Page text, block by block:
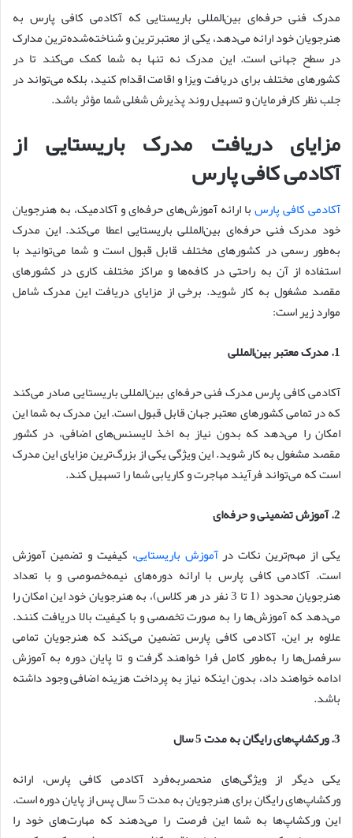
مدرک فنی حرفه‌ای بین‌المللی باریستایی که آکادمی کافی پارس به
هنرجویان خود ارائه می‌دهد، یکی از معتبرترین و شناخته‌شده‌ترین مدارک
در سطح جهانی است. این مدرک نه تنها به شما کمک می‌کند تا در
کشورهای مختلف برای دریافت ویزا و اقامت اقدام کنید، بلکه می‌تواند در
جلب نظر کارفرمایان و تسهیل روند پذیرش شغلی شما مؤثر باشد.
مزایای دریافت مدرک باریستایی از
آکادمی کافی پارس
آکادمی کافی پارسبا ارائه آموزش‌های حرفه‌ای و آکادمیک، به هنرجویان
خود مدرک فنی حرفه‌ای بین‌المللی باریستایی اعطا می‌کند. این مدرک
به‌طور رسمی در کشورهای مختلف قابل قبول است و شما می‌توانید با
استفاده از آن به راحتی در کافه‌ها و مراکز مختلف کاری در کشورهای
مقصد مشغول به کار شوید. برخی از مزایای دریافت این مدرک شامل
موارد زیر است:
1. مدرک معتبر بین‌المللی
آکادمی کافی پارس مدرک فنی حرفه‌ای بین‌المللی باریستایی صادر می‌کند
که در تمامی کشورهای معتبر جهان قابل قبول است. این مدرک به شما این
امکان را می‌دهد که بدون نیاز به اخذ لایسنس‌های اضافی، در کشور
مقصد مشغول به کار شوید. این ویژگی یکی از بزرگ‌ترین مزایای این مدرک
است که می‌تواند فرآیند مهاجرت و کاریابی شما را تسهیل کند.
2. آموزش تضمینی و حرفه‌ای
یکی از مهم‌ترین نکات درآموزش باریستایی، کیفیت و تضمین آموزش
است. آکادمی کافی پارس با ارائه دوره‌های نیمه‌خصوصی و با تعداد
هنرجویان محدود (1 تا 3 نفر در هر کلاس)، به هنرجویان خود این امکان را
می‌دهد که آموزش‌ها را به صورت تخصصی و با کیفیت بالا دریافت کنند.
علاوه بر این، آکادمی کافی پارس تضمین می‌کند که هنرجویان تمامی
سرفصل‌ها را به‌طور کامل فرا خواهند گرفت و تا پایان دوره به آموزش
ادامه خواهند داد، بدون اینکه نیاز به پرداخت هزینه اضافی وجود داشته
باشد.
3. ورکشاپ‌های رایگان به مدت 5 سال
یکی دیگر از ویژگی‌های منحصربه‌فرد آکادمی کافی پارس، ارائه
ورکشاپ‌های رایگان برای هنرجویان به مدت 5 سال پس از پایان دوره است.
این ورکشاپ‌ها به شما این فرصت را می‌دهند که مهارت‌های خود را